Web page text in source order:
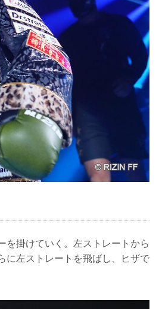
を掛けていく。左ストレートから
に左ストレートを飛ばし、ヒザで